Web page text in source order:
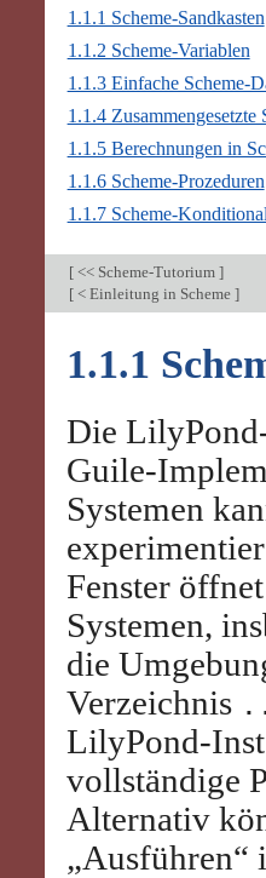
1.1.1 Scheme-Sandkasten
1.1.2 Scheme-Variablen
1.1.3 Einfache Scheme-
1.1.4 Zusammengesetzte
1.1.5 Berechnungen in
1.1.6 Scheme-Prozeduren
1.1.7 Scheme-
[<< Scheme-Tutorium ]
[< Einleitung in Scheme ]
1.1.1
Die
Guile-
Systemen
Fenster
Systemen,
die
Verzeichnis
LilyPond-
vollständige
Alternativ
„Ausführen“